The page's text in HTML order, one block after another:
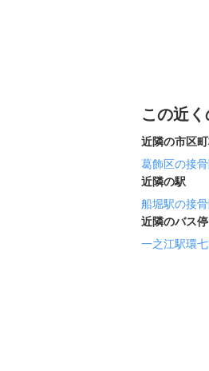
この近
近隣の市区
葛飾区の接
近隣の駅
船堀駅の接
近隣のバス停
一之江駅環